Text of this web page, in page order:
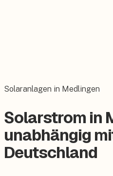
Solaranlagen in Medlingen
Solarstrom in
unabhängig
Deutschland